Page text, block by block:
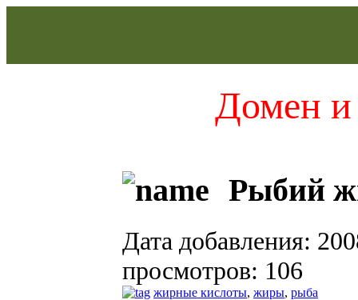
Домен и
Рыбий
Дата добавления:
просмотров: 106
жирные кислоты, жиры, рыба